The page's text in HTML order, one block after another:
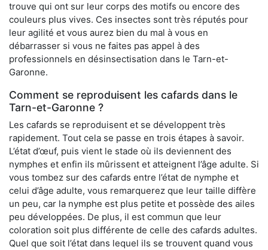
trouve qui ont sur leur corps des motifs ou encore des
couleurs plus vives. Ces insectes sont très réputés pour
leur agilité et vous aurez bien du mal à vous en
débarrasser si vous ne faites pas appel à des
professionnels en désinsectisation dans le Tarn-et-
Garonne.
Comment se reproduisent les cafards dans le
Tarn-et-Garonne ?
Les cafards se reproduisent et se développent très
rapidement. Tout cela se passe en trois étapes à savoir.
L’état d’œuf, puis vient le stade où ils deviennent des
nymphes et enfin ils mûrissent et atteignent l’âge adulte. Si
vous tombez sur des cafards entre l’état de nymphe et
celui d’âge adulte, vous remarquerez que leur taille diffère
un peu, car la nymphe est plus petite et possède des ailes
peu développées. De plus, il est commun que leur
coloration soit plus différente de celle des cafards adultes.
Quel que soit l’état dans lequel ils se trouvent quand vous